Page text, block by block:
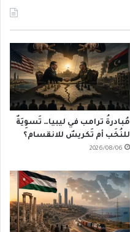
مُبادرةُ ترامب في ليبيا… تَسوِيَةٌ
للنُخَب أم تَكريسٌ للانقسام؟
2026/08/06